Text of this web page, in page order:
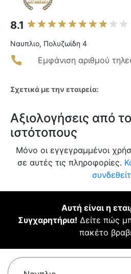
8.1
Ναυπλιο, Πολυζωίδη 4
Εμφάνιση αριθμού
Σχετικά με την εταιρεία:
Αξιολογήσεις από
ιστότοπους
Μόνο οι εγγεγραμμένοι
σε αυτές τις πληροφορίες.
Αυτή είναι η
Συγχαρητήρια! Δείτε πώς
πακέτο